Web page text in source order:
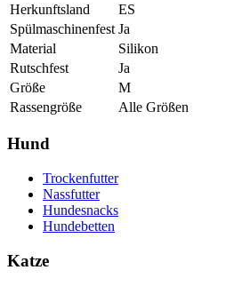
Herkunftsland
ES
Spülmaschinenfest Ja
Material
Silikon
Rutschfest
Ja
Größe
M
Rassengröße
Alle Größen
Hund
Trockenfutter
Nassfutter
Hundesnacks
Hundebetten
Katze